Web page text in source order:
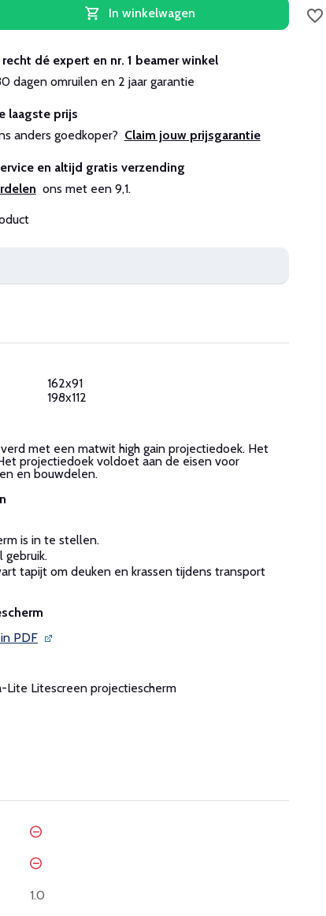
In winkelwagen
dé expert en nr. 1 beamer winkel
dagen omruilen en 2 jaar garantie
laagste prijs
anders goedkoper? Claim jouw prijsgarantie
en altijd gratis verzending
ons met een 9,1.
162x91
198x112
met een matwit high gain projectiedoek. Het
projectiedoek voldoet aan de eisen voor
en bouwdelen.
is in te stellen.
gebruik.
tapijt om deuken en krassen tijdens transport
PDF
Lite Litescreen projectiescherm
1.0